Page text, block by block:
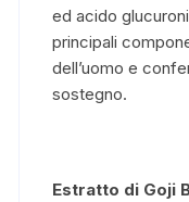
ed acido
principali
dell’uomo e
sostegno.
Estratto di Goji